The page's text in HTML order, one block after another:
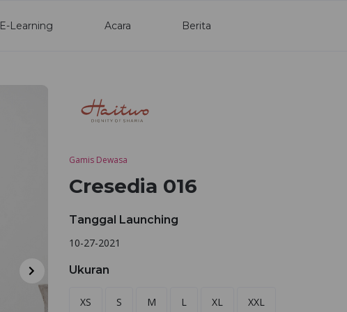
E-Learning Acara Berita
Gamis Dewasa
Cresedia 016
Tanggal Launching
10-27-2021
Ukuran
XS S M L XL XXL